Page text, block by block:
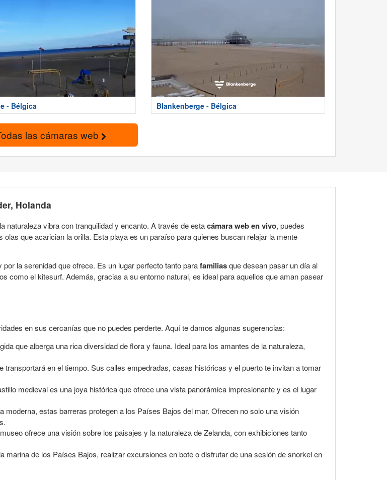
- Bélgica Blankenberge - Bélgica
las cámaras web
Holanda
naturaleza vibra con tranquilidad y encanto. A través de estacámara web en vivo, puedes
que acarician la orilla. Esta playa es un paraíso para quienes buscan relajar la mente
por la serenidad que ofrece. Es un lugar perfecto tanto parafamiliasque desean pasar un día al
como el kitesurf. Además, gracias a su entorno natural, es ideal para aquellos que aman pasear
en sus cercanías que no puedes perderte. Aquí te damos algunas sugerencias:
que alberga una rica diversidad de flora y fauna. Ideal para los amantes de la naturaleza,
transportará en el tiempo. Sus calles empedradas, casas históricas y el puerto te invitan a tomar
medieval es una joya histórica que ofrece una vista panorámica impresionante y es el lugar
moderna, estas barreras protegen a los Países Bajos del mar. Ofrecen no solo una visión
ofrece una visión sobre los paisajes y la naturaleza de Zelanda, con exhibiciones tanto
marina de los Países Bajos, realizar excursiones en bote o disfrutar de una sesión de snorkel en